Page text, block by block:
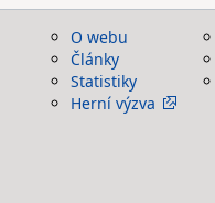
O webu
Články
Statistiky
Herní výzva